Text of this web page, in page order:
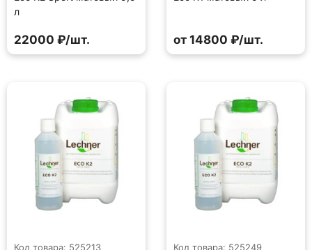
л
22000 ₽/шт. от 14800 ₽/шт.
Код товара: 525213 Код товара: 525249